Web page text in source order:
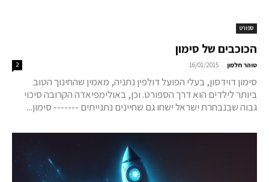
ספורט
הכוכבים של סימון
טוהר חלפון -
16/01/2015
2
סימון דוידסון, בעלי הפועל דולפין נתניה, מאמין שהחינוך הטוב
ביותר לילדים הוא דרך הספורט. וכן, באולימפיאדה הקרובה סיכוי
גבוה שבנבחרת ישראל ישחו גם שחיינים נתנייתים ------- סימון...